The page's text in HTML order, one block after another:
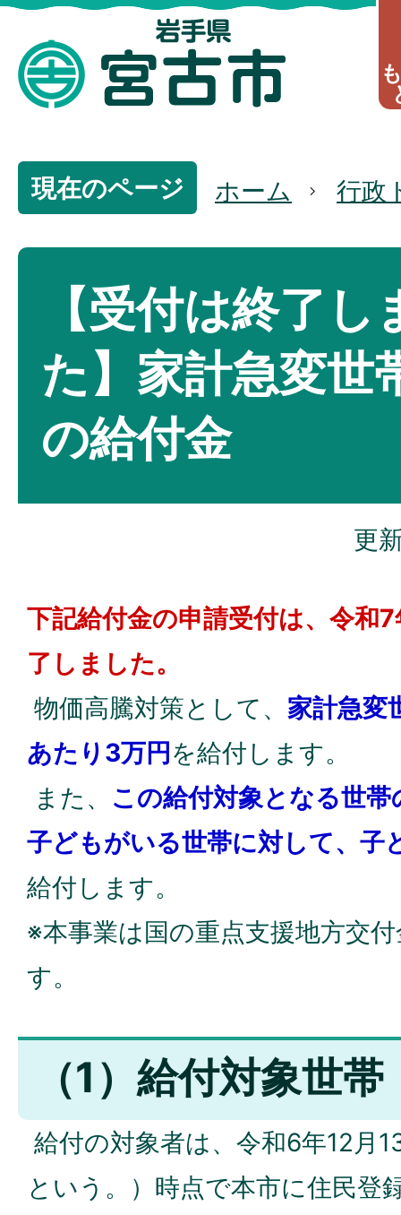
現在のページ ホーム 行政
【受付は終了し
た】家計急変世
の給付金
更
下記給付金の申請受付は、令和
了しました。
物価高騰対策として、 家計急変
あたり3万円 を給付します。
また、 この給付対象となる世帯
子どもがいる世帯に対して、子
給付します。
※本事業は国の重点支援地方交
す。
（1）給付対象世帯
給付の対象者は、令和6年12月
という。）時点で本市に住民登